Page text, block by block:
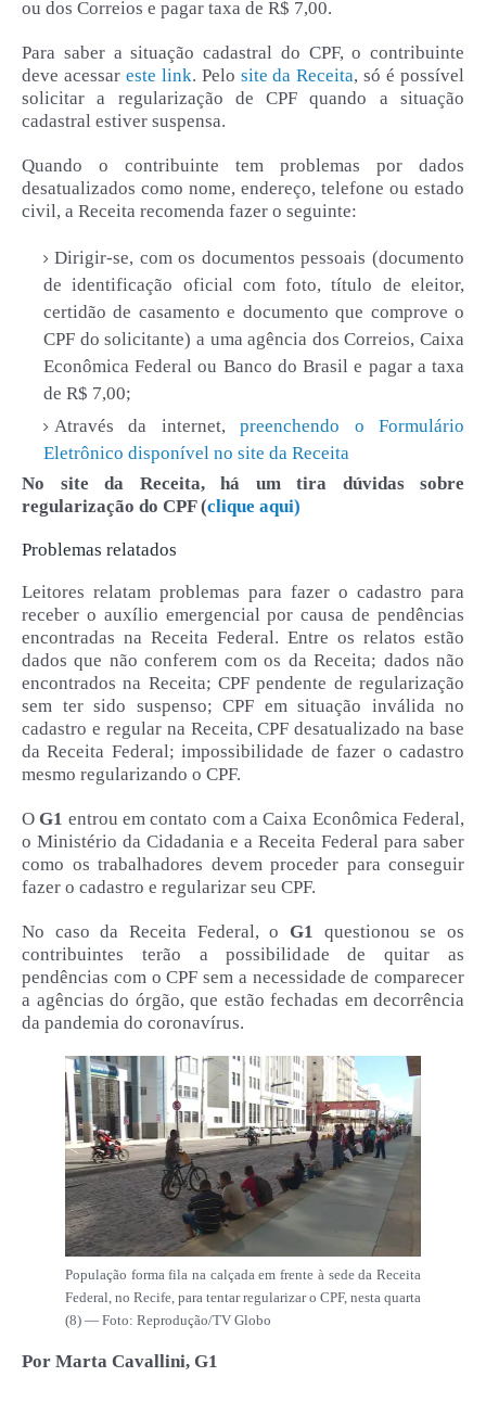
ou dos Correios e pagar taxa de R$ 7,00.
Para saber a situação cadastral do CPF, o contribuinte
deve acessar este link. Pelo site da Receita, só é possível
solicitar a regularização de CPF quando a situação
cadastral estiver suspensa.
Quando o contribuinte tem problemas por dados
desatualizados como nome, endereço, telefone ou estado
civil, a Receita recomenda fazer o seguinte:
Dirigir-se, com os documentos pessoais (documento
de identificação oficial com foto, título de eleitor,
certidão de casamento e documento que comprove o
CPF do solicitante) a uma agência dos Correios, Caixa
Econômica Federal ou Banco do Brasil e pagar a taxa
de R$ 7,00;
Através da internet,preenchendo o Formulário
Eletrônico disponível no site da Receita
No site da Receita, há um tira dúvidas sobre
regularização do CPF (clique aqui)
Problemas relatados
Leitores relatam problemas para fazer o cadastro para
receber o auxílio emergencial por causa de pendências
encontradas na Receita Federal. Entre os relatos estão
dados que não conferem com os da Receita; dados não
encontrados na Receita; CPF pendente de regularização
sem ter sido suspenso; CPF em situação inválida no
cadastro e regular na Receita, CPF desatualizado na base
da Receita Federal; impossibilidade de fazer o cadastro
mesmo regularizando o CPF.
OG1 entrou em contato com a Caixa Econômica Federal,
o Ministério da Cidadania e a Receita Federal para saber
como os trabalhadores devem proceder para conseguir
fazer o cadastro e regularizar seu CPF.
No caso da Receita Federal, o G1 questionou se os
contribuintes terão a possibilidade de quitar as
pendências com o CPF sem a necessidade de comparecer
a agências do órgão, que estão fechadas em decorrência
da pandemia do coronavírus.
População forma fila na calçada em frente à sede da Receita
Federal, no Recife, para tentar regularizar o CPF, nesta quarta
(8) — Foto: Reprodução/TV Globo
Por Marta Cavallini, G1